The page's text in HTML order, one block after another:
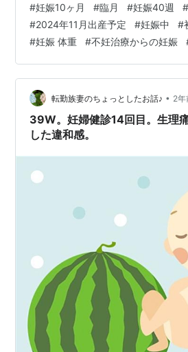
寝ていたっぽいのに、NSTつけた途
もぞと・・・。 それから、いつもの
前日の夜～夜中は大騒ぎをしていま
くらいお腹の形が変わるほど大暴れ
いっぱいなのは嬉しいけど、そろそ
よ・・・？(笑) …
#妊娠10ヶ月 #臨月 #妊娠40週
#2024年11月出産予定 #妊娠中 #
#妊娠 体重 #不妊治療からの妊娠
転勤族妻のちょっとしたお話♪ • 2年
39W。妊婦健診14回目。生理
した違和感。